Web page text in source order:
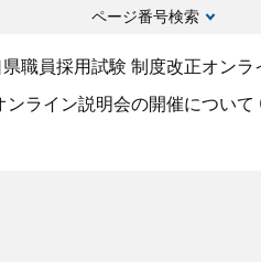
ページ番号検索
職員採用試験 制度改正オン
ライン説明会の開催について